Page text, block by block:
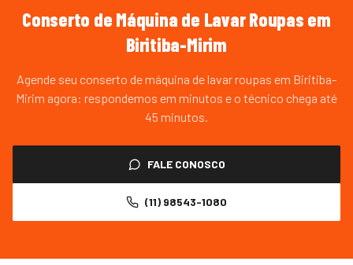
Conserto de Máquina de Lavar Roupas em
Biritiba-Mirim
Agende seu conserto de máquina de lavar roupas em Biritiba-
Mirim agora: respondemos em minutos e o técnico chega até
45 minutos.
FALE CONOSCO
(11) 98543-1080